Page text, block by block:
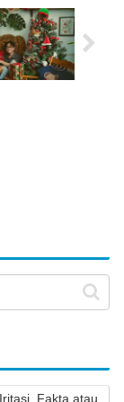
Fakta atau